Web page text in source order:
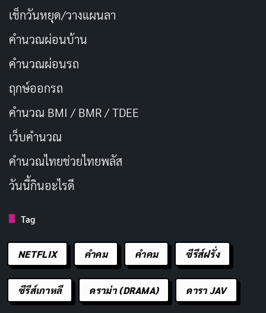
เช็กวันหยุด/วางแผนลา
คำนวณผ่อนบ้าน
คำนวณผ่อนรถ
ฤกษ์ออกรถ
คำนวณ BMI / BMR / TDEE
เว็บคํานวณ
คํานวณไทยช่วยไทยพลัส
วันนี้กินอะไรดี
Tag
NETFLIX คำคม คําคม ซีรีส์ฝรั่ง
ซีรีส์เกาหลี ดราม่า (DRAMA) ดารา JAV